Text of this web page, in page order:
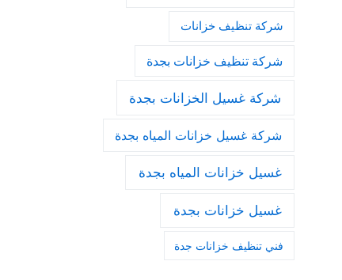
شركة تنظيف خزانات
شركة تنظيف خزانات بجدة
شركة غسيل الخزانات بجدة
شركة غسيل خزانات المياه بجدة
غسيل خزانات المياه بجدة
غسيل خزانات بجدة
فني تنظيف خزانات جدة